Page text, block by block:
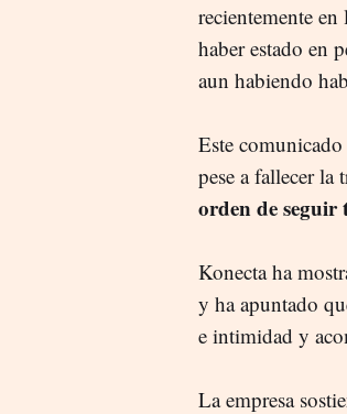
recientemente
haber estado en
aun habiendo
Este
pese a fallecer la
orden de
Konecta ha
y ha apuntado
e intimidad y
La empresa